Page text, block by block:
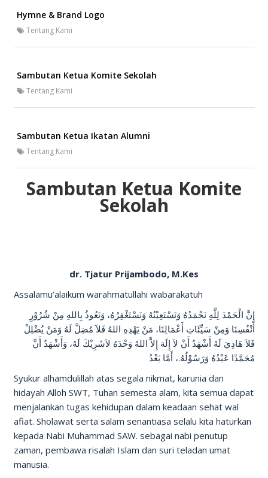
Hymne & Brand Logo
Tentang Kami
Sambutan Ketua Komite Sekolah
Tentang Kami
Sambutan Ketua Ikatan Alumni
Tentang Kami
Sambutan Ketua Komite
Sekolah
dr. Tjatur Prijambodo, M.Kes
Assalamu’alaikum warahmatullahi wabarakatuh
إِنَّ الْحَمْدَ لِلَّهِ نَحْمَدُهُ وَنَسْتَعِيْنُهُ وَنَسْتَغْفِرُهُ، وَنَعُوذُ بِاللهِ مِنْ شُرُوْرِ
أَنْفُسِنَا وَمِنْ سَيِّئَاتِ أَعْمَالِنَا، مَنْ يَهْدِهِ اللهُ فَلاَ مُضِلَّ لَهُ وَمَنْ يُضْلِلْ
فَلاَ هَادِيَ لَهُ أَشْهَدُ أَنْ لاَ إِلَهَ إِلاَّ اللهُ وَحْدَهُ لاَشَرِيْكَ لَهُ، وَأَشْهَدُ أَنَّ
مُحَمَّدًا عَبْدُهُ وَرَسُوْلُهُ.، أَمَّا بَعْدُ
Syukur alhamdulillah atas segala nikmat, karunia dan
hidayah Alloh SWT, Tuhan semesta alam, kita semua dapat
menjalankan tugas kehidupan dalam keadaan sehat wal
afiat. Sholawat serta salam senantiasa selalu kita haturkan
kepada Nabi Muhammad SAW. sebagai nabi penutup
zaman, pembawa risalah Islam dan suri teladan umat
manusia.